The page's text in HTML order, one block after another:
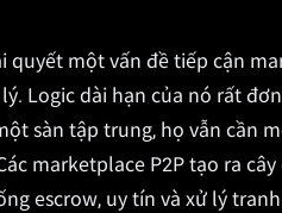
quyết một vấn đề tiếp cận
Logic dài hạn của nó rất
sàn tập trung, họ vẫn cần
marketplace P2P tạo ra
escrow, uy tín và xử lý